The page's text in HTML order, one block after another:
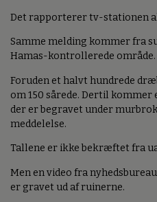
Det rapporterer tv-stationen
Samme melding kommer fra
Hamas-kontrollerede område.
Foruden et halvt hundrede
om 150 sårede. Dertil
der er begravet under
meddelelse.
Tallene er ikke bekræftet fra
Men en video fra
er gravet ud af ruinerne.